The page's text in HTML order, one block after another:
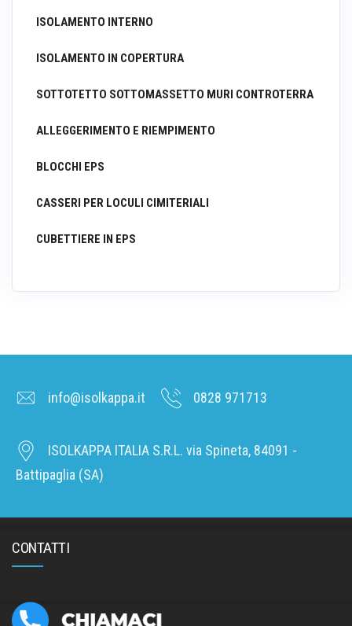
ISOLAMENTO INTERNO
ISOLAMENTO IN COPERTURA
SOTTOTETTO SOTTOMASSETTO MURI CONTROTERRA
ALLEGGERIMENTO E RIEMPIMENTO
BLOCCHI EPS
CASSERI PER LOCULI CIMITERIALI
CUBETTIERE IN EPS
info@isolkappa.it 0828 971713
ISOLKAPPA ITALIA S.R.L. via Spineta, 84091 -
Battipaglia (SA)
CONTATTI